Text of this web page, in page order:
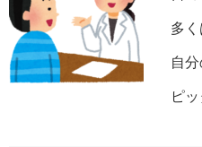
多
自
ピ